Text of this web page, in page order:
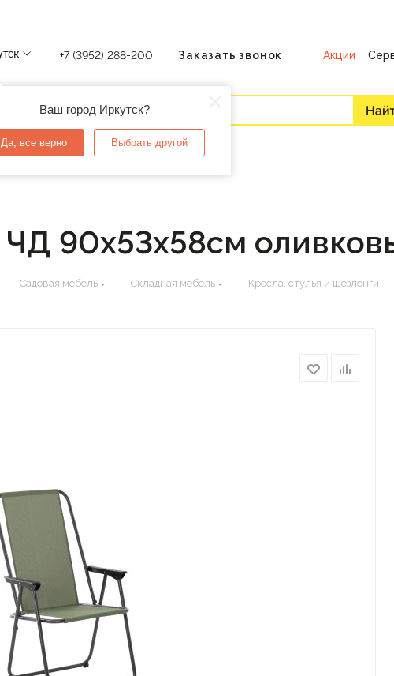
Ваш город Иркутск?
Да, все верно Выбрать другой
+7 (3952) 288-200 Заказать звонок Акции
90х53х58см
— Садовая мебель — Складная мебель — Кресла, стулья и шезлонги